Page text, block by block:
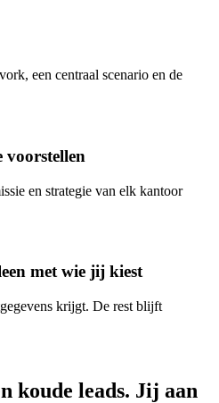
een centraal scenario en de
voorstellen
en strategie van elk kantoor
met wie jij kiest
krijgt. De rest blijft
koude leads. Jij aan